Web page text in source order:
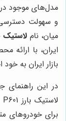
مدل‌های موجود در
و سهولت
میان، نام لاستیک
ایران، با ارائه
بازار ایران به
در این